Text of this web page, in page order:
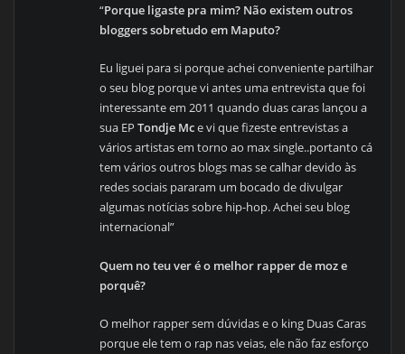
“Porque ligaste pra mim? Não existem outros
bloggers sobretudo em Maputo?
Eu liguei para si porque achei conveniente partilhar
o seu blog porque vi antes uma entrevista que foi
interessante em 2011 quando duas caras lançou a
sua EPTondje Mce vi que fizeste entrevistas a
vários artistas em torno ao max single..portanto cá
tem vários outros blogs mas se calhar devido às
redes sociais pararam um bocado de divulgar
algumas notícias sobre hip-hop. Achei seu blog
internacional”
Quem no teu ver é o melhor rapper de moz e
porquê?
O melhor rapper sem dúvidas e o king Duas Caras
porque ele tem o rap nas veias, ele não faz esforço